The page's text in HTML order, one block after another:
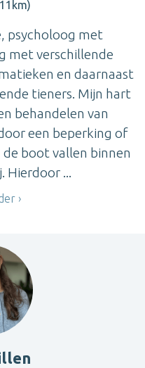
psycholoog met
met verschillende
en daarnaast
tieners. Mijn hart
behandelen van
een beperking of
boot vallen binnen
Hierdoor ...